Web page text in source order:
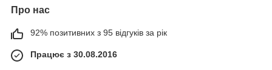
Про нас
92% позитивних з 95 відгуків за рік
Працює з 30.08.2016